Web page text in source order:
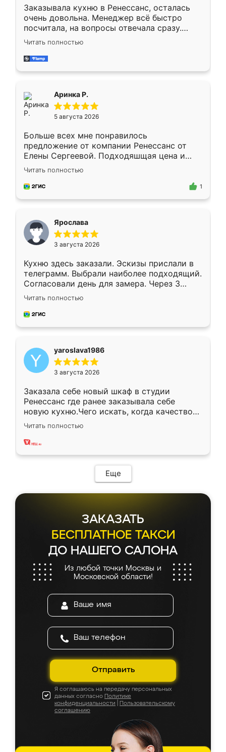
Заказывала кухню в Ренессанс, осталась
очень довольна. Менеджер всё быстро
посчитала, на вопросы отвечала сразу.
Замерщик приехал в субботу, подошёл к
делу со всей ответственностью. Собрали
за день, ребята работали аккуратно, даже
Читать полностью
Аринка Р.
5 августа 2026
Больше всех мне понравилось
предложение от компании Ренессанс от
Елены Сергеевой. Подходяшщая цена и
короткие сроки изготовления. Приехавший
для замера сотрудник Владислав
предложил по моему эскизу самый
Читать полностью
1
Ярослава
3 августа 2026
Кухню здесь заказали. Эскизы прислали в
телеграмм. Выбрали наиболее подходящий.
Согласовали день для замера. Через 3
недели кухня была уже готова. Остались
довольны работой. Спасибо Ренессанс
мебель за качественную работу!
Читать полностью
yaroslava1986
3 августа 2026
Заказала себе новый шкаф в студии
Ренессанс где ранее заказывала себе
новую кухню.Чего искать, когда качеством
вполне довольна. Служит кухня уже почти
два года, нареканий нет.
Читать полностью
Еще
ЗАКАЗАТЬ
БЕСПЛАТНОЕ ТАКСИ
ДО НАШЕГО САЛОНА
Из любой точки Москвы и
Московской области!
Отправить
Я соглашаюсь на передачу персональных
данных согласно Политике
конфиденциальности
Пользовательскому
соглашению